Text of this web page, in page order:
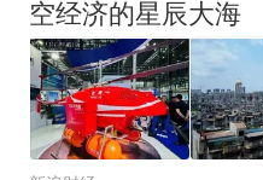
空经济的星辰大海